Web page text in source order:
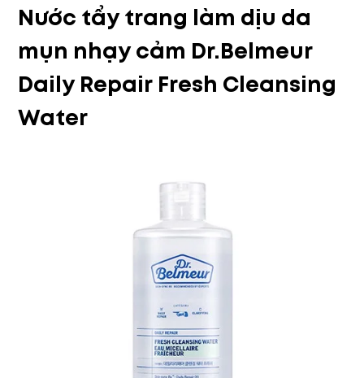
Nước tẩy trang làm dịu da
mụn nhạy cảm Dr.Belmeur
Daily Repair Fresh Cleansing
Water